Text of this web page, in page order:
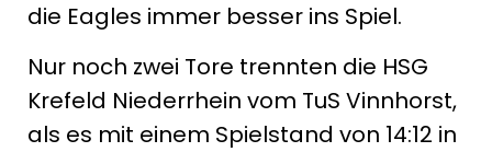
die Eagles immer besser ins Spiel.
Nur noch zwei Tore trennten die HSG
Krefeld Niederrhein vom TuS Vinnhorst,
als es mit einem Spielstand von 14:12 in